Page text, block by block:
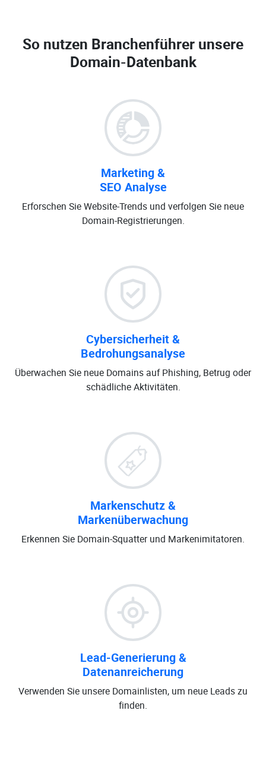
So nutzen Branchenführer unsere
Domain-Datenbank
Marketing &
SEO Analyse
Erforschen Sie Website-Trends und verfolgen Sie neue
Domain-Registrierungen.
Cybersicherheit &
Bedrohungsanalyse
Überwachen Sie neue Domains auf Phishing, Betrug oder
schädliche Aktivitäten.
Markenschutz &
Markenüberwachung
Erkennen Sie Domain-Squatter und Markenimitatoren.
Lead-Generierung &
Datenanreicherung
Verwenden Sie unsere Domainlisten, um neue Leads zu
finden.